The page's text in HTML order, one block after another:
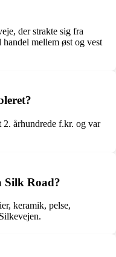
der strakte sig fra
mellem øst og vest
århundrede f.kr. og var
Silk Road?
keramik, pelse,